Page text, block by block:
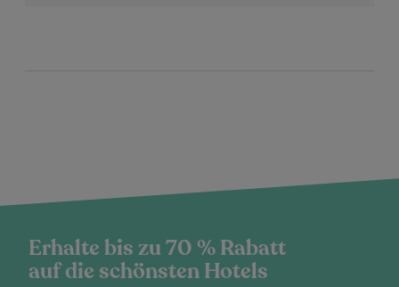
Erhalte bis zu 70 % Rabatt
auf die schönsten Hotels